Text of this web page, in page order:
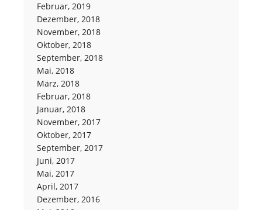
Februar, 2019
Dezember, 2018
November, 2018
Oktober, 2018
September, 2018
Mai, 2018
März, 2018
Februar, 2018
Januar, 2018
November, 2017
Oktober, 2017
September, 2017
Juni, 2017
Mai, 2017
April, 2017
Dezember, 2016